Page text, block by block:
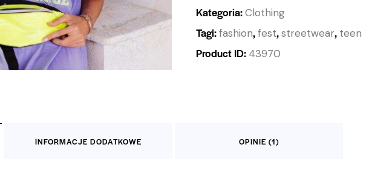
Kategoria:Clothing
Tagi:fashion,fest,streetwear, teen
Product ID: 43970
INFORMACJE DODATKOWE OPINIE (1)